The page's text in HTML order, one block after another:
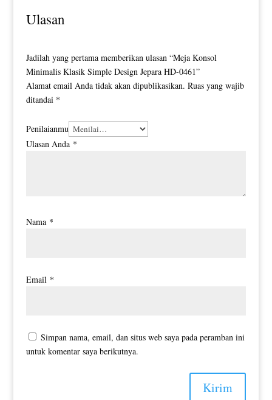
Ulasan
Jadilah yang pertama memberikan ulasan “Meja Konsol
Minimalis Klasik Simple Design Jepara HD-0461”
Alamat email Anda tidak akan dipublikasikan. Ruas yang wajib
ditandai *
Penilaianmu
Ulasan Anda *
Nama *
Email *
Simpan nama, email, dan situs web saya pada peramban ini
untuk komentar saya berikutnya.
Kirim